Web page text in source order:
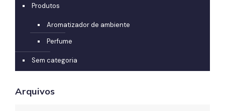
Produtos
Aromatizador de ambiente
Perfume
Sem categoria
Arquivos